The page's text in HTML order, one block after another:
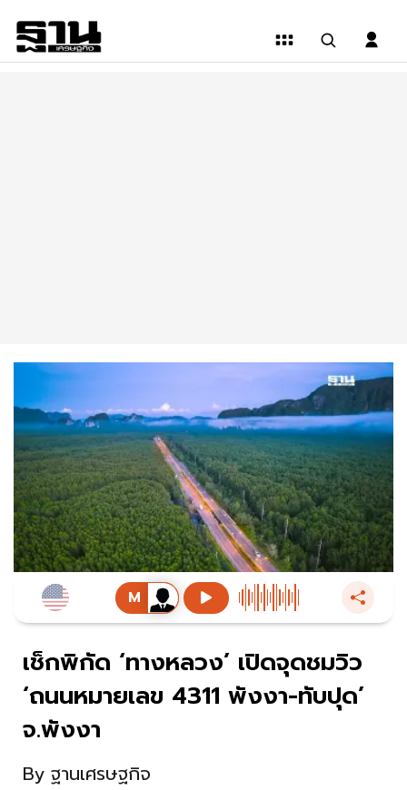
เช็กพิกัด ‘ทางหลวง’ เปิดจุดชมวิว
‘ถนนหมายเลข 4311 พังงา-ทับปุด’
จ.พังงา
By ฐานเศรษฐกิจ